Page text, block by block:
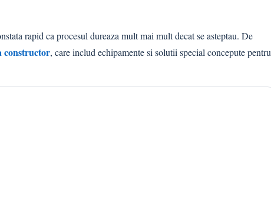
rapid ca procesul dureaza mult mai mult decat se asteptau. De
constructor, care includ echipamente si solutii special concepute pentru